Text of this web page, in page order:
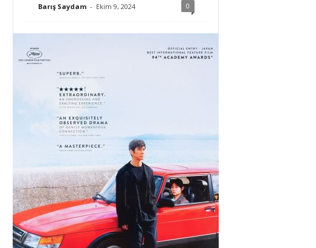
Barış Saydam - Ekim 9, 2024 0